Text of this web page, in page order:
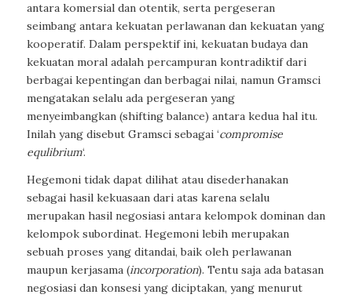
antara komersial dan otentik, serta pergeseran
seimbang antara kekuatan perlawanan dan kekuatan yang
kooperatif. Dalam perspektif ini, kekuatan budaya dan
kekuatan moral adalah percampuran kontradiktif dari
berbagai kepentingan dan berbagai nilai, namun Gramsci
mengatakan selalu ada pergeseran yang
menyeimbangkan (shifting balance) antara kedua hal itu.
Inilah yang disebut Gramsci sebagai ‘compromise
equlibrium‘.
Hegemoni tidak dapat dilihat atau disederhanakan
sebagai hasil kekuasaan dari atas karena selalu
merupakan hasil negosiasi antara kelompok dominan dan
kelompok subordinat. Hegemoni lebih merupakan
sebuah proses yang ditandai, baik oleh perlawanan
maupun kerjasama (incorporation). Tentu saja ada batasan
negosiasi dan konsesi yang diciptakan, yang menurut